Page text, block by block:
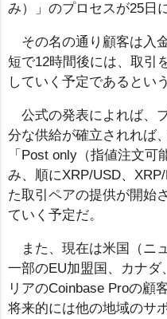
み）」のプロセスが25日
その名の通り顧客は入
短で12時間後には、取引
していく予定であるという
公式の発表によれば、
分な供給が確立されれば
「Post only（指値注文
み、順にXRP/USD、
た取引ペアの提供が開始
ていく予定だ。
また、現在は米国（ニ
一部のEU加盟国、カナダ
リアのCoinbase Proの顧
将来的には他の地域のサ